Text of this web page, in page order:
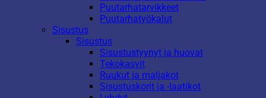
Puutarhatarvikkeet
Puutarhatyökalut
Sisustus
Sisustus
Sisustustyynyt ja huovat
Tekokasvit
Ruukut ja maljakot
Sisustuskorit ja -laatikot